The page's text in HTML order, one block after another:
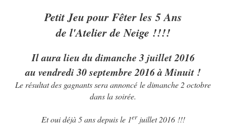
Petit Jeu pour Fêter les 5 Ans
de l'Atelier de Neige !!!!
Il aura lieu du dimanche 3 juillet 2016
au vendredi 30 septembre 2016 à Minuit !
Le résultat des gagnants sera annoncé le dimanche 2 octobre
dans la soirée.
Et oui déjà 5 ans depuis le 1erjuillet 2016 !!!